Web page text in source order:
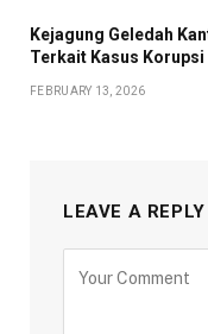
Kejagung Geledah
Terkait Kasus Korupsi
FEBRUARY 13, 2026
LEAVE A REPLY